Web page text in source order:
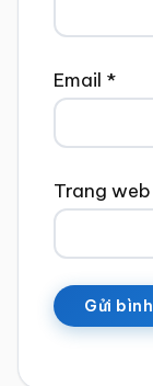
Email *
Trang web